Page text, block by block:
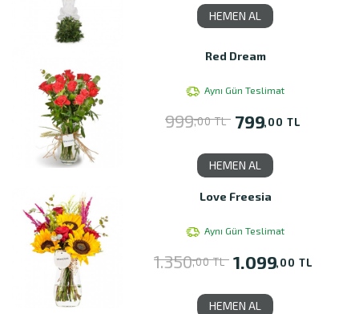
HEMEN AL
Red Dream
Aynı Gün Teslimat
999,00 TL 799,00 TL
HEMEN AL
Love Freesia
Aynı Gün Teslimat
1.350,00 TL 1.099,00 TL
HEMEN AL